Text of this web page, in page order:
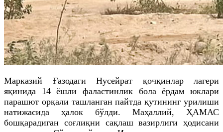
Марказий Ғазодаги Нусейрат қочқинлар лагери
яқинида 14 ёшли фаластинлик бола ёрдам юклари
парашют орқали ташланган пайтда қутининг урилиши
натижасида ҳалок бўлди. Маҳаллий, ҲАМАС
бошқарадиган соғлиқни сақлаш вазирлиги ҳодисани